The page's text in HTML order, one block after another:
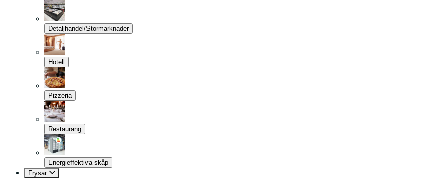
Detaljhandel/Stormarknader
Hotell
Pizzeria
Restaurang
Energieffektiva skåp
Frysar